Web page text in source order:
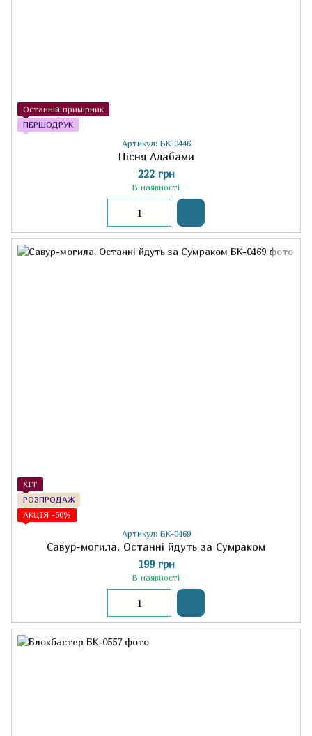
Останній примірник
ПЕРШОДРУК
Артикул: БК-0446
Пісня Алабами
222 грн
В наявності
ХІТ
РОЗПРОДАЖ
АКЦІЯ -50%
Артикул: БК-0469
Савур-могила. Останні йдуть за Сумраком
199 грн
В наявності